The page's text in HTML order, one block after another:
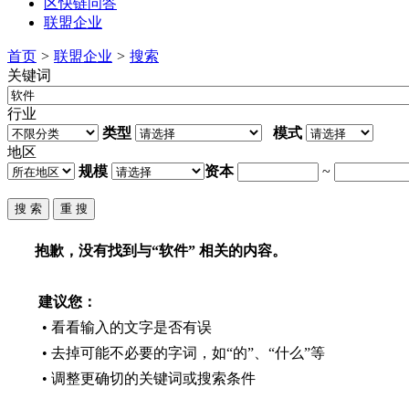
联盟企业
首页 > 联盟企业 > 搜索
关键词
行业
类型
模式
地区
规模
资本 ~
抱歉，没有找到与“软件” 相关的内容。
建议您：
• 看看输入的文字是否有误
• 去掉可能不必要的字词，如“的”、“什么”等
• 调整更确切的关键词或搜索条件